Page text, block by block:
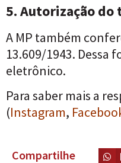
5. Autorização
A MP também
13.609/1943.
eletrônico.
Para saber mais a
(Instagram,
Compartilhe